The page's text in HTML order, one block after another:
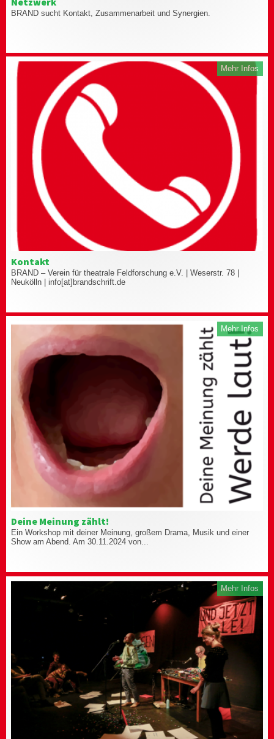
BRAND sucht Kontakt, Zusammenarbeit und Synergien.
Mehr Infos
Kontakt
BRAND – Verein für theatrale Feldforschung e.V. | Weserstr. 78 |
Neukölln | info[at]brandschrift.de
Mehr Infos
Deine Meinung zählt!
Ein Workshop mit deiner Meinung, großem Drama, Musik und einer
Show am Abend. Am 30.11.2024 von...
Mehr Infos